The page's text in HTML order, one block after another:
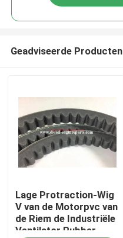
Thuis
Geadviseerde Producten
Lage Protraction-Wig
V van de Motorpvc van
de Riem de Industriële
Ventilator Rubber